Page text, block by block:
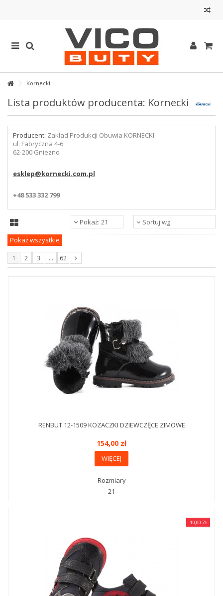
Kornecki
Lista produktów producenta: Kornecki
Producent: Zakład Produkcji Obuwia KORNECKI
ul. Fabryczna 4-6
62-200 Gniezno
esklep@kornecki.com.pl
+48 533 332 799
Sortuj wg
Pokaż: 21
Pokaż wszystkie
1
2 3 ... 62
RENBUT 12-1509 KOZACZKI DZIEWCZĘCE ZIMOWE
154,00 zł
WIĘCEJ
Rozmiary
21
-10,00 ZŁ